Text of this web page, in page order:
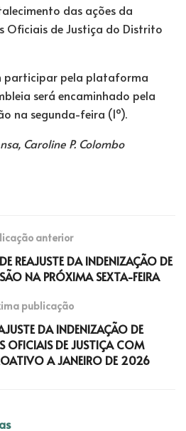
das ações da
Oficiais de Justiça do Distrito
participar pela plataforma
será encaminhado pela
na segunda-feira (1º).
Caroline P. Colombo
anterior
REAJUSTE DA INDENIZAÇÃO DE
NA PRÓXIMA SEXTA-FEIRA
publicação
DA INDENIZAÇÃO DE
OFICIAIS DE JUSTIÇA COM
A JANEIRO DE 2026